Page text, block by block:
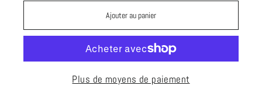
Ajouter au panier
Plus de moyens de paiement